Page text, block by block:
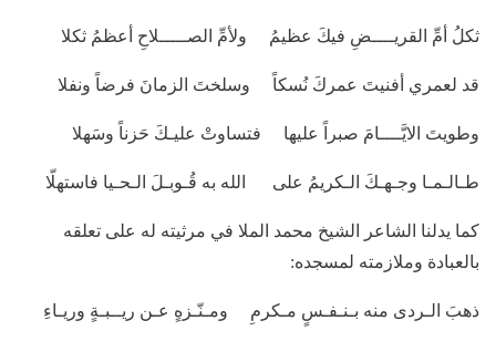
ثكلُ أمِّ القريــــضِ فيكَ عظيمُ ولأمِّ الصـــــلاحِ أعظمُ ثكلا
قد لعمري أفنيتَ عمركَ نُسكاً وسلختَ الزمانَ فرضاً ونفلا
وطويتَ الايَّــــامَ صبراً عليها فتساوتْ عليـكَ حَزناً وسَهلا
طـالـمـا وجـهـكَ الـكريمُ على الله به قُـوبـلَ الـحـيا فاستهلّا
كما يدلنا الشاعر الشيخ محمد الملا في مرثيته له على تعلقه
بالعبادة وملازمته لمسجده:
ذهبَ الـردى منه بـنـفـسٍ مـكرمِ ومـنّـزهٍ عـن ريــبـةٍ وريـاءِ